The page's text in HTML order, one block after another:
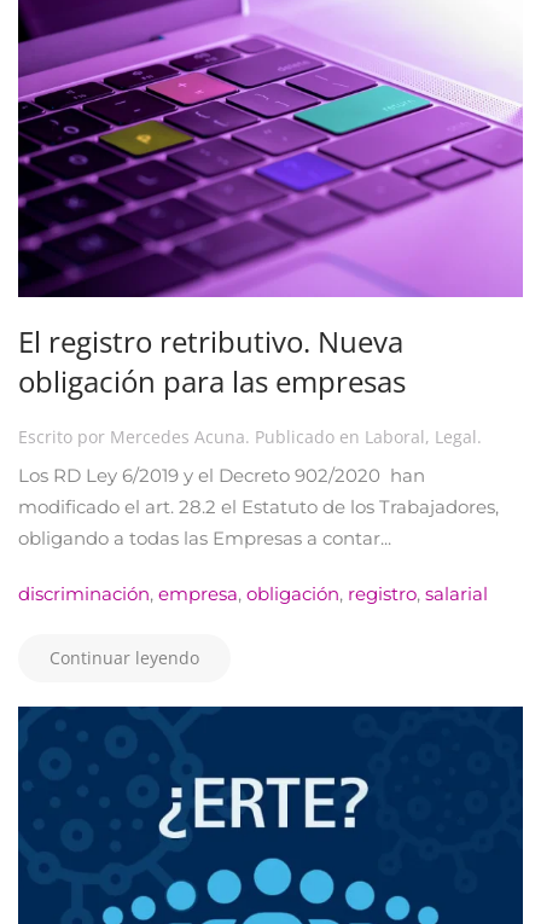
El registro retributivo. Nueva
obligación para las empresas
Escrito por Mercedes Acuna. Publicado en Laboral, Legal.
Los RD Ley 6/2019 y el Decreto 902/2020 han
modificado el art. 28.2 el Estatuto de los Trabajadores,
obligando a todas las Empresas a contar...
discriminación, empresa, obligación, registro, salarial
Continuar leyendo